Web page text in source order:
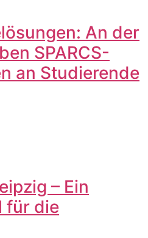
An der
SPARCS-
an Studierende
– Ein
für die